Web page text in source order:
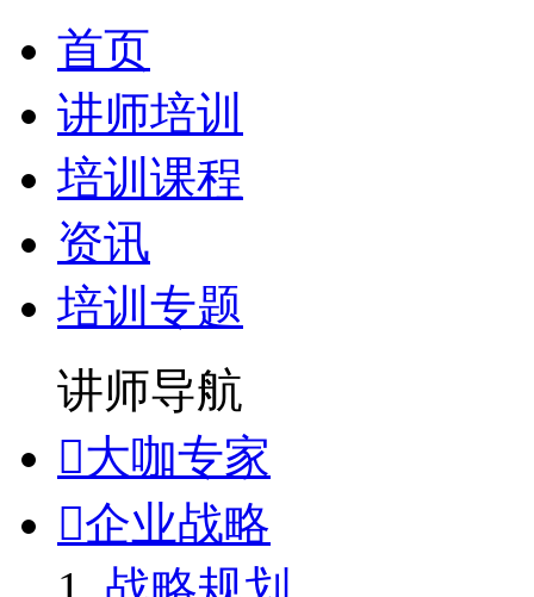
首页
讲师培训
培训课程
资讯
培训专题
讲师导航
大咖专家
企业战略